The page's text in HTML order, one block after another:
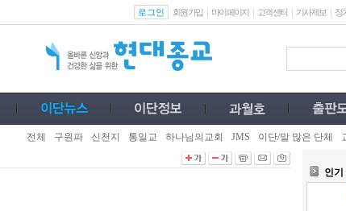
로그인 회원가입 마이페이지 고객센터 기사제보 정
전체 구원파 신천지 통일교 하나님의교회 JMS 이단/말 많은 단체
인기